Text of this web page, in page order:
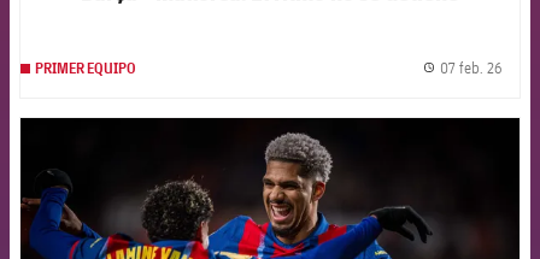
PRIMER EQUIPO 07 feb. 26
FCB Barcelona badge